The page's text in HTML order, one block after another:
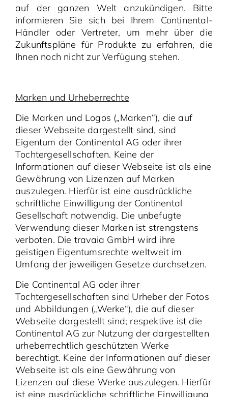
auf der ganzen Welt anzukündigen. Bitte
informieren Sie sich bei Ihrem Continental-
Händler oder Vertreter, um mehr über die
Zukunftspläne für Produkte zu erfahren, die
Ihnen noch nicht zur Verfügung stehen.
Marken und Urheberrechte
Die Marken und Logos („Marken“), die auf
dieser Webseite dargestellt sind, sind
Eigentum der Continental AG oder ihrer
Tochtergesellschaften. Keine der
Informationen auf dieser Webseite ist als eine
Gewährung von Lizenzen auf Marken
auszulegen. Hierfür ist eine ausdrückliche
schriftliche Einwilligung der Continental
Gesellschaft notwendig. Die unbefugte
Verwendung dieser Marken ist strengstens
verboten. Die travaia GmbH wird ihre
geistigen Eigentumsrechte weltweit im
Umfang der jeweiligen Gesetze durchsetzen.
Die Continental AG oder ihrer
Tochtergesellschaften sind Urheber der Fotos
und Abbildungen („Werke“), die auf dieser
Webseite dargestellt sind; respektive ist die
Continental AG zur Nutzung der dargestellten
urheberrechtlich geschützten Werke
berechtigt. Keine der Informationen auf dieser
Webseite ist als eine Gewährung von
Lizenzen auf diese Werke auszulegen. Hierfür
ist eine ausdrückliche schriftliche Einwilligung